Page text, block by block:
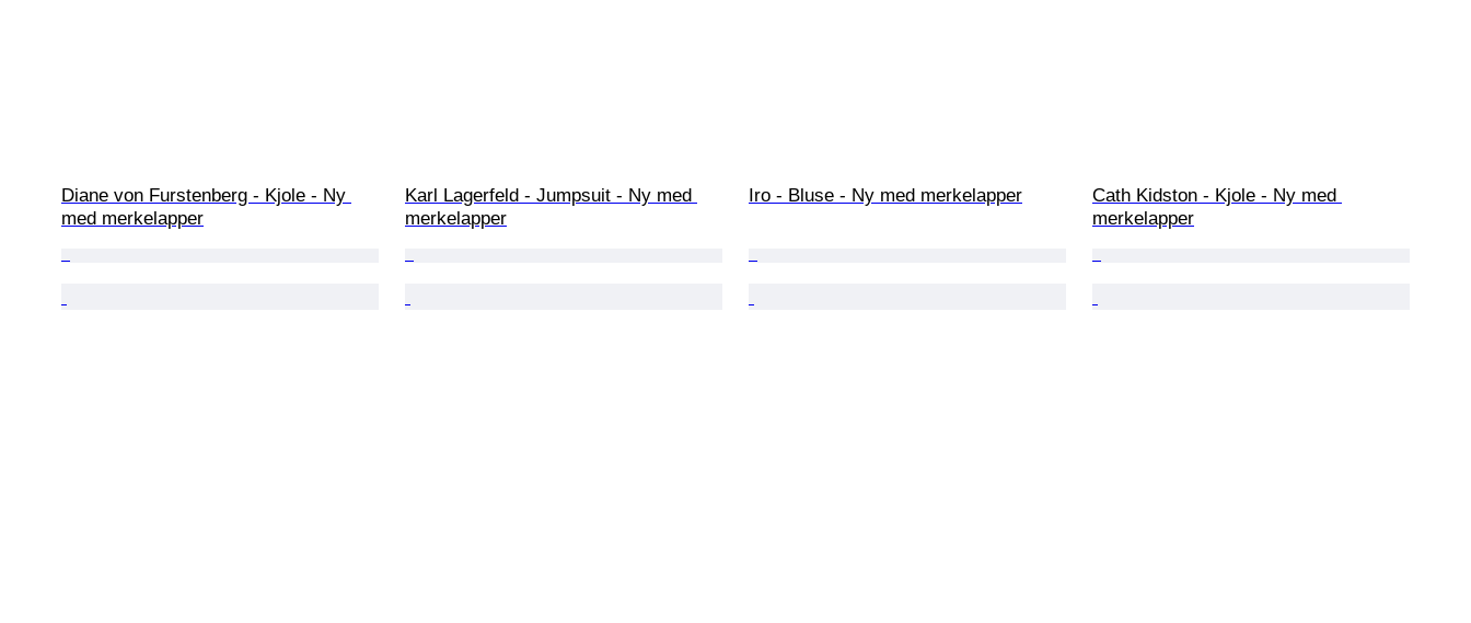
Diane von Furstenberg - Kjole - Ny
med merkelapper
Karl Lagerfeld - Jumpsuit - Ny med
merkelapper
Iro - Bluse - Ny med merkelapper
Cath Kidston - Kjole - Ny med
merkelapper